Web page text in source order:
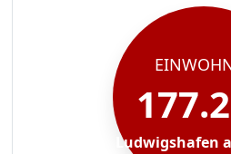
In Ludwigshafen am
Von diesen 177222
Ca. 1730 dieser
Der Großteil der
Ludwigshafen